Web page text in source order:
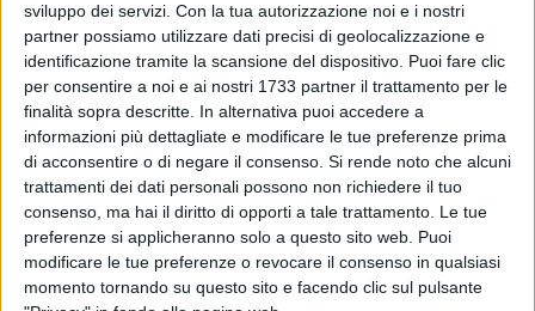
sviluppo dei servizi. Con la tua autorizzazione noi e i nostri
partner possiamo utilizzare dati precisi di geolocalizzazione e
identificazione tramite la scansione del dispositivo. Puoi fare clic
per consentire a noi e ai nostri 1733 partner il trattamento per le
finalità sopra descritte. In alternativa puoi accedere a
informazioni più dettagliate e modificare le tue preferenze prima
di acconsentire o di negare il consenso. Si rende noto che alcuni
trattamenti dei dati personali possono non richiedere il tuo
consenso, ma hai il diritto di opporti a tale trattamento. Le tue
preferenze si applicheranno solo a questo sito web. Puoi
modificare le tue preferenze o revocare il consenso in qualsiasi
momento tornando su questo sito e facendo clic sul pulsante
Da domani al 2 aprile, e poi nei ponti del 25 aprile e del 1
maggio, viene potenziata la corsa per i Sassi del trasporto
pubblico urbano, mediante l'istituzione di una Linea
aggiuntiva che coprirà ulteriori sei ore nella fascia oraria 11-
17. L
Nello stesso periodo, da oggi all'1 aprile, è garantita
l'apertura dei bagni pubblici di piazza Vittorio Veneto con
orario continuato dalle ore 9 alle 22, come quelli
recentemente riqualificati e riaperti dopo 4 anni in via